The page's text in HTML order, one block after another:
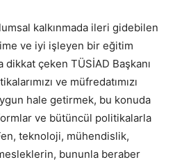
kalkınmada ileri gidebilen
ve iyi işleyen bir eğitim
çeken TÜSİAD Başkanı
ve müfredatımızı
hale getirmek, bu konuda
ve bütüncül politikalarla
teknoloji, mühendislik,
bununla beraber